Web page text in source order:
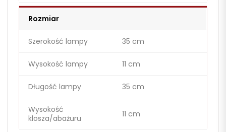
Rozmiar
Szerokość lampy 35 cm
Wysokość lampy 11 cm
Długość lampy 35 cm
Wysokość
klosza/abażuru
11 cm